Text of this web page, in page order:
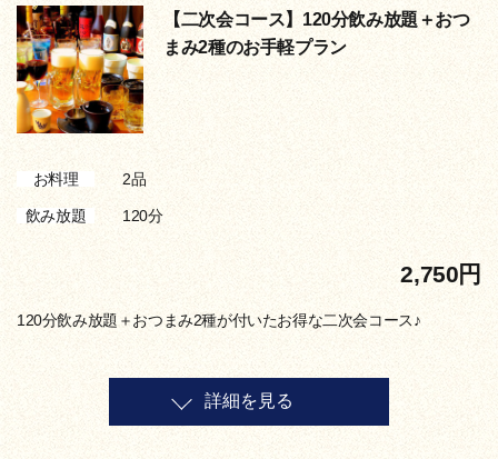
【二次会コース】120分飲み放題＋おつ
まみ2種のお手軽プラン
お料理 2品
飲み放題 120分
2,750円
120分飲み放題＋おつまみ2種が付いたお得な二次会コース♪
詳細を見る